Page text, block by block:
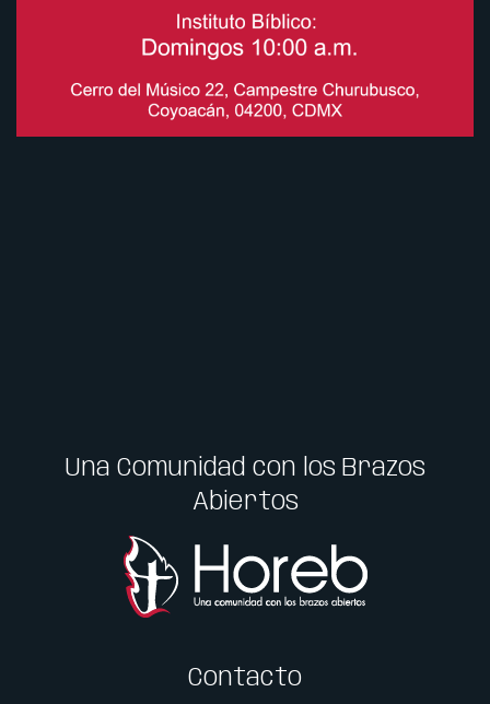
Una Comunidad con los Brazos
Abiertos
Contacto